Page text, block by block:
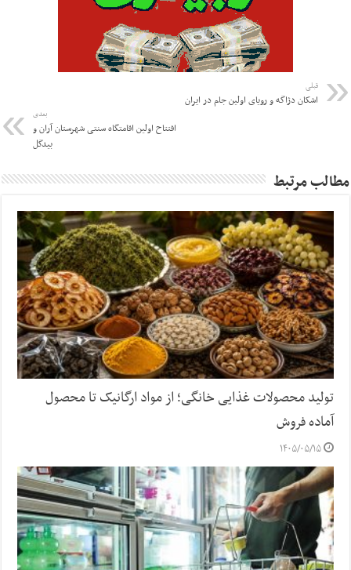
قبلی
اشکان دژاگه و رویای اولین جام در ایران
بعدی
افتتاح اولین اقامتگاه سنتی شهرستان آران و
بیدگل
مطالب مرتبط
تولید محصولات غذایی خانگی؛ از مواد ارگانیک تا محصول
آماده فروش
۱۴۰۵/۰۵/۱۵